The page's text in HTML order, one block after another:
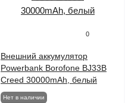
0
Внешний аккумулятор
Powerbank Borofone BJ33B
Creed 30000mAh, белый
Нет в наличии